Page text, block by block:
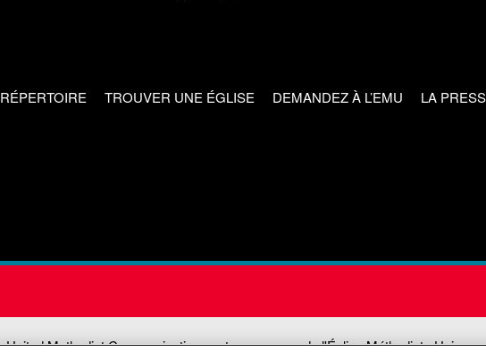
RÉPERTOIRE TROUVER UNE ÉGLISE DEMANDEZ À L’EMU LA
United Methodist Communications est une agence de l'Église Méthodiste Unie